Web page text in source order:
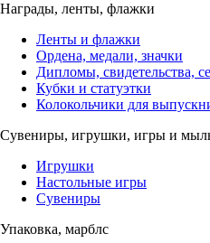
Награды, ленты, флажки
Ленты и флажки
Ордена, медали, значки
Дипломы, свидетельства,
Кубки и статуэтки
Колокольчики для
Сувениры, игрушки, игры и
Игрушки
Настольные игры
Сувениры
Упаковка, марблс